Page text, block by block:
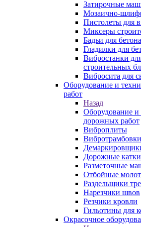
Затирочные
Мозаично-
Пистолеты для
Миксеры
Бадьи для бетона
Гладилки для
Вибростанки
строительных
Вибросита для
Оборудование и
работ
Назад
Оборудование и
дорожных работ
Виброплиты
Вибротрамбовки
Дорожные
Разметочные
Отбойные
Раздельщики
Нарезчики швов
Резчики кровли
Гильотины для
Окрасочное